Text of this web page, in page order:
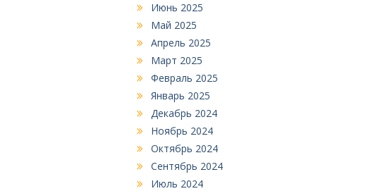
Июнь 2025
Май 2025
Апрель 2025
Март 2025
Февраль 2025
Январь 2025
Декабрь 2024
Ноябрь 2024
Октябрь 2024
Сентябрь 2024
Июль 2024